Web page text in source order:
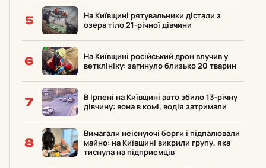
5
На Київщині рятувальники дістали з
озера тіло 21-річної дівчини
6
На Київщині російський дрон влучив у
ветклініку: загинуло близько 20 тварин
7
В Ірпені на Київщині авто збило 13-річну
дівчину: вона в комі, водія затримали
8
Вимагали неіснуючі борги і підпалювали
майно: на Київщині викрили групу, яка
тиснула на підприємців